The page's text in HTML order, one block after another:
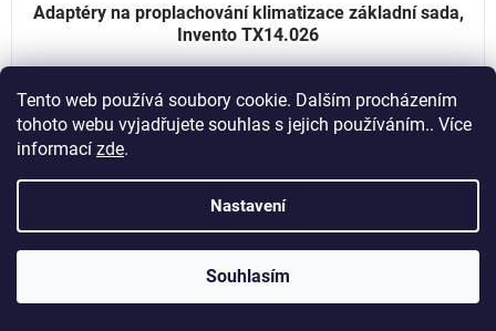
Tento web používá soubory cookie. Dalším procházením
tohoto webu vyjadřujete souhlas s jejich používáním.. Více
informací zde.
Nastavení
Souhlasím
Adaptéry na proplachování klimatizace základní sada,
Invento TX14.026
Momentálně nedostupné
464,46 Kč bez DPH
562 Kč